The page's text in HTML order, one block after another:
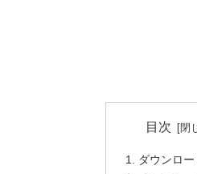
目次
ダウンロー